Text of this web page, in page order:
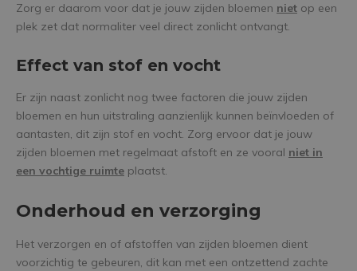
Zorg er daarom voor dat je jouw zijden bloemen niet op een
plek zet dat normaliter veel direct zonlicht ontvangt.
Effect van stof en vocht
Er zijn naast zonlicht nog twee factoren die jouw zijden
bloemen en hun uitstraling aanzienlijk kunnen beïnvloeden of
aantasten, dit zijn stof en vocht. Zorg ervoor dat je jouw
zijden bloemen met regelmaat afstoft en ze vooral niet in
een vochtige ruimte plaatst.
Onderhoud en verzorging
Het verzorgen en of afstoffen van zijden bloemen dient
voorzichtig te gebeuren, dit kan met een ontzettend zachte